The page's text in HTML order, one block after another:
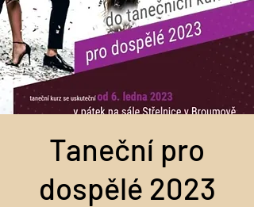
Taneční pro
dospělé 2023